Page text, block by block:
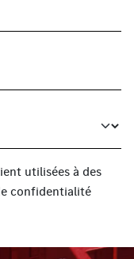
utilisées à des
confidentialité